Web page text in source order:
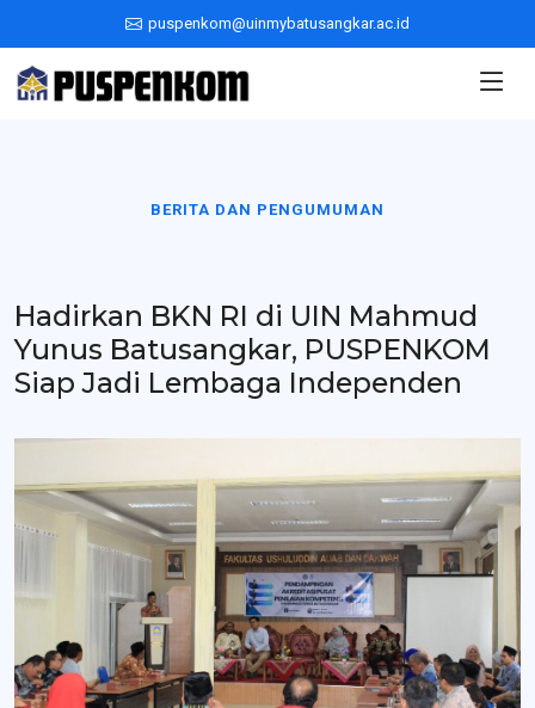
puspenkom@uinmybatusangkar.ac.id
BERITA DAN PENGUMUMAN
Hadirkan BKN RI di UIN Mahmud
Yunus Batusangkar, PUSPENKOM
Siap Jadi Lembaga Independen